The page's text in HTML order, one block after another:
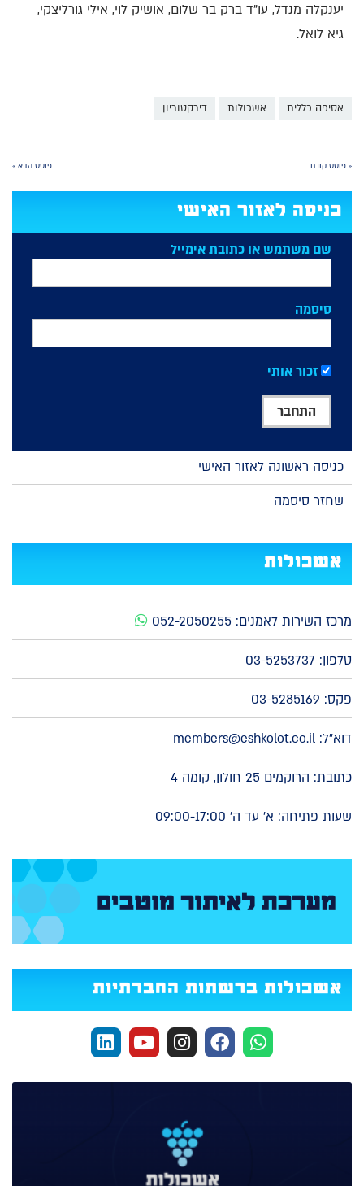
יענקלה מנדל, עו"ד ברק בר שלום, אושיק לוי, אילי גורליצקי,
גיא לואל.
אסיפה כללית אשכולות דירקטוריון
« פוסט קודם פוסט הבא »
כניסה לאזור האישי
שם משתמש או כתובת אימייל
סיסמה
זכור אותי
כניסה ראשונה לאזור האישי
שחזר סיסמה
אשכולות
מרכז השירות לאמנים: 052-2050255
טלפון: 03-5253737
פקס: 03-5285169
דוא"ל: members@eshkolot.co.il
כתובת: הרוקמים 25 חולון, קומה 4
שעות פתיחה: א' עד ה' 09:00-17:00
אשכולות ברשתות החברתיות